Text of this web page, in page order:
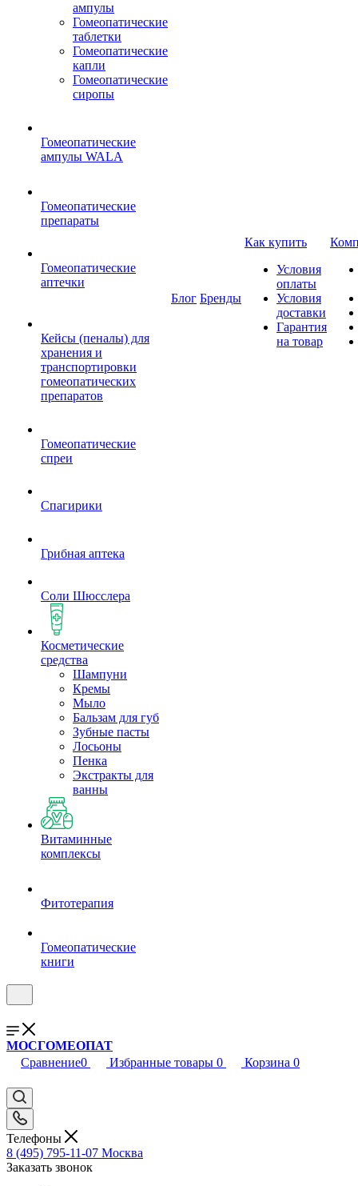
ампулы
Гомеопатические
таблетки
Гомеопатические
капли
Гомеопатические
сиропы
Гомеопатические
ампулы WALA
Гомеопатические
препараты
Гомеопатические
аптечки
Кейсы (пеналы) для
хранения и
транспортировки
гомеопатических
препаратов
Гомеопатические
спреи
Спагирики
Грибная аптека
Соли Шюсслера
Косметические
средства
Шампуни
Кремы
Мыло
Бальзам для губ
Зубные пасты
Лосьоны
Пенка
Экстракты для
ванны
Витаминные
комплексы
Фитотерапия
Гомеопатические
книги
Блог Бренды
Как купить
Условия
оплаты
Условия
доставки
Гарантия
на товар
МОСГОМЕОПАТ
Сравнение0 Избранные товары 0 Корзина 0
Телефоны
8 (495) 795-11-07 Москва
Заказать звонок